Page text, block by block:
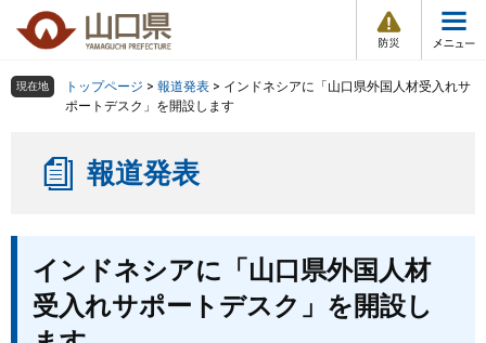
の
ー
情
報
メ
ュ
組織で探す
くらし・環境
検索の仕方 組織で探す
現在地 トップページ > 報道発表 > インドネシアに「山口県外国人材受入れサ
ポートデスク」を開設します
報道発表
インドネシアに「山口県外国人材
受入れサポートデスク」を開設し